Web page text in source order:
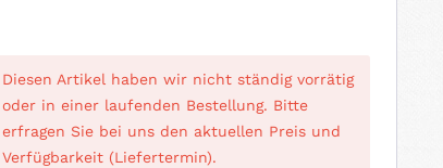
Diesen Artikel haben wir nicht ständig vorrätig
oder in einer laufenden Bestellung. Bitte
erfragen Sie bei uns den aktuellen Preis und
Verfügbarkeit (Liefertermin).